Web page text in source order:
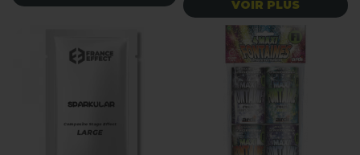
VOIR PLUS